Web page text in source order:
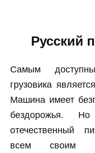
Русский
Самым
грузовика
Машина имеет
бездорожья.
отечественный
всем своим